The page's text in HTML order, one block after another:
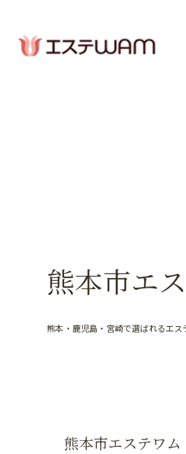
熊本市エ
熊本・鹿児島・宮崎で選ばれるエス
熊本市エステワ